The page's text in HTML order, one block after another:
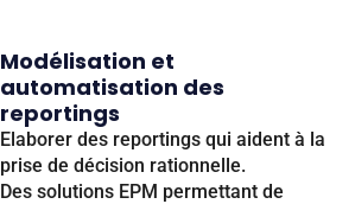
Modélisation et
automatisation des
reportings
Elaborer des reportings qui aident à la
prise de décision rationnelle.
Des solutions EPM permettant de